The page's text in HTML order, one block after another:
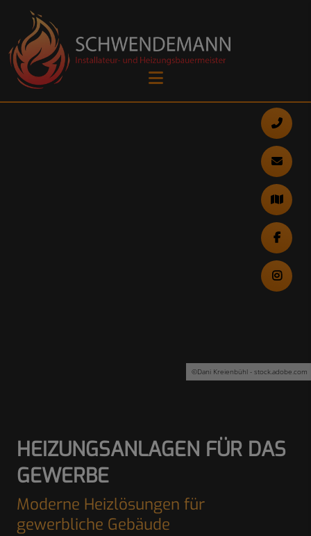
©Dani Kreienbühl - stock.adobe.com
HEIZUNGSANLAGEN FÜR DAS
GEWERBE
Moderne Heizlösungen für
gewerbliche Gebäude